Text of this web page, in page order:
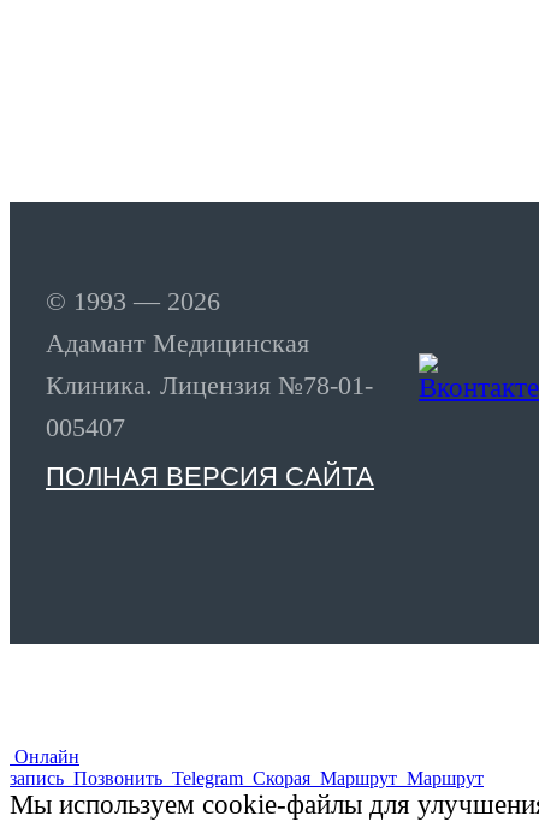
© 1993 — 2026
Адамант Медицинская
Клиника. Лицензия №78-01-
005407
ПОЛНАЯ ВЕРСИЯ САЙТА
Онлайн
запись Позвонить Telegram Скорая Маршрут Маршрут
Мы используем cookie-файлы для